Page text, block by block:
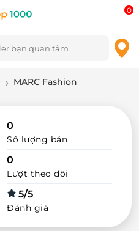
0
MARC Fashion
0
Số lượng bán
0
Lượt theo dõi
5/5
Đánh giá